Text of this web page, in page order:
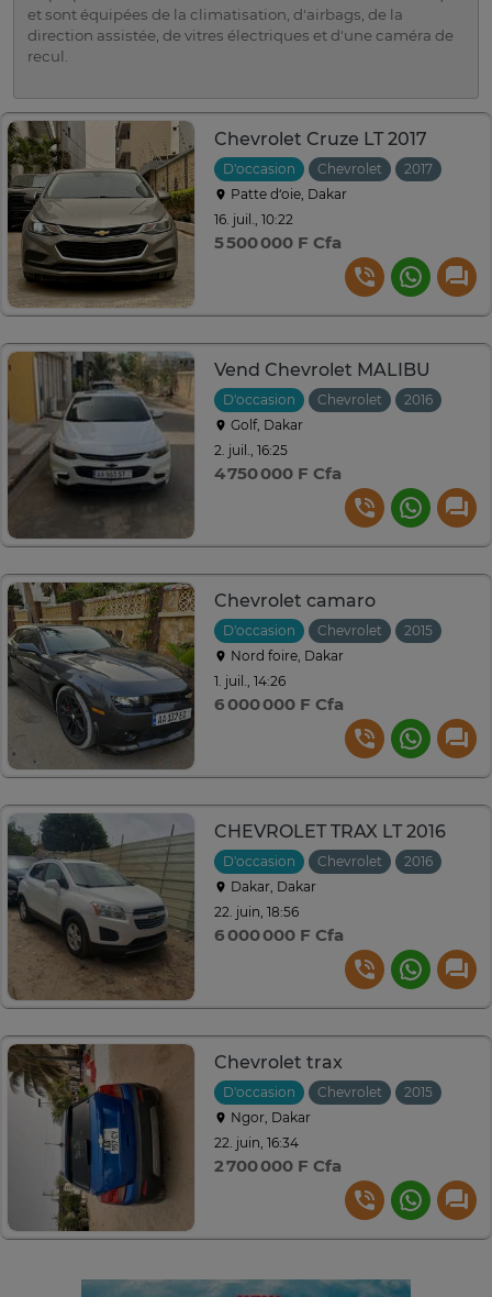
et sont équipées de la climatisation, d'airbags, de la
direction assistée, de vitres électriques et d'une caméra de
recul.
Chevrolet Cruze LT 2017
D'occasion Chevrolet
2017
Patte d‘oie, Dakar
16. juil., 10:22
5 500 000 F Cfa
Vend Chevrolet MALIBU
D'occasion Chevrolet 2016
Golf, Dakar
2. juil., 16:25
4 750 000 F Cfa
Chevrolet camaro
D'occasion Chevrolet 2015
Nord foire, Dakar
1. juil., 14:26
6 000 000 F Cfa
CHEVROLET TRAX LT 2016
D'occasion Chevrolet 2016
Dakar, Dakar
22. juin, 18:56
6 000 000 F Cfa
Chevrolet trax
D'occasion Chevrolet 2015
Ngor, Dakar
22. juin, 16:34
2 700 000 F Cfa